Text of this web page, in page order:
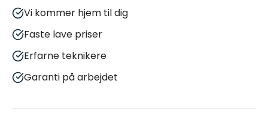
Vi kommer hjem til dig
Faste lave priser
Erfarne teknikere
Garanti på arbejdet